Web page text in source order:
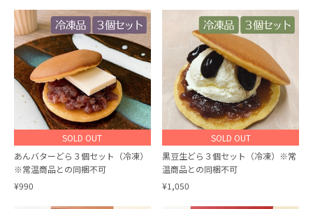
SOLD OUT
あんバターどら３個セット（冷凍）
※常温商品との同梱不可
¥990
SOLD OUT
黒豆生どら３個セット（冷凍）※常
温商品との同梱不可
¥1,050